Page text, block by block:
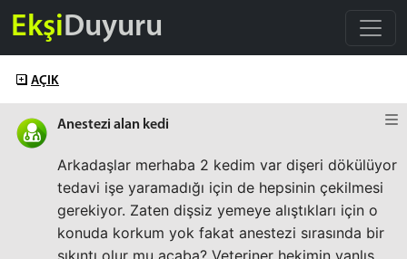
EkşiDuyuru
AÇIK
Anestezi alan kedi
Arkadaşlar merhaba 2 kedim var dişeri dökülüyor
tedavi işe yaramadığı için de hepsinin çekilmesi
gerekiyor. Zaten dişsiz yemeye alıştıkları için o
konuda korkum yok fakat anestezi sırasında bir
sıkıntı olur mu acaba? Veteriner hekimin yanlış